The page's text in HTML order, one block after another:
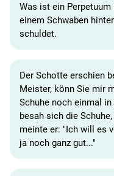
Was ist ein
einem Schwaben
schuldet.
Der Schotte erschien
Meister, könn Sie mir
Schuhe noch einmal in
besah sich die
meinte er: "Ich will es
ja noch ganz gut..."